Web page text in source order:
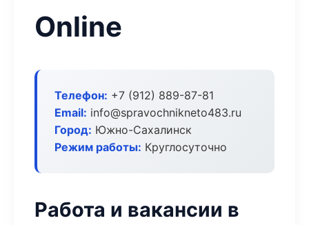
Online
Телефон: +7 (912) 889-87-81
Email: info@spravochnikneto483.ru
Город: Южно-Сахалинск
Режим работы: Круглосуточно
Работа и вакансии в